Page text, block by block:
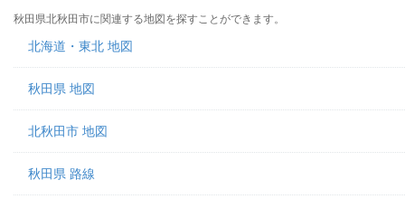
秋田県北秋田市に関連する地図を探すことができます。
北海道・東北 地図
秋田県 地図
北秋田市 地図
秋田県 路線